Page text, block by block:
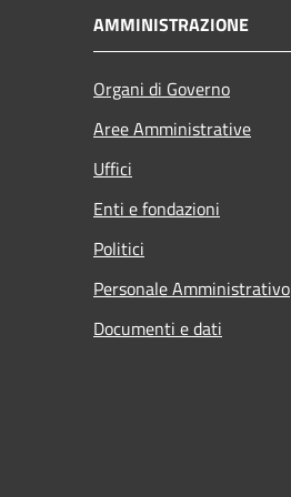
AMMINISTRAZIONE
Organi di Governo
Aree Amministrative
Uffici
Enti e fondazioni
Politici
Personale Amministrativo
Documenti e dati